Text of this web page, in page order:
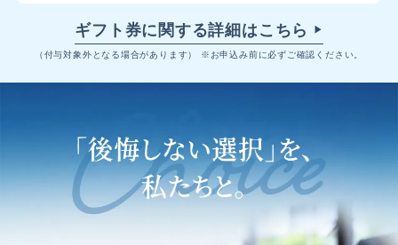
ギフト券に関する詳細はこちら ▶
（付与対象外となる場合があります） ※お申込み前に必ずご確認ください。